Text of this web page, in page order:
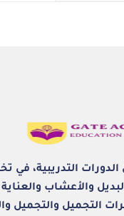
التدريبية، في
والأعشاب
التجميل والتجميل